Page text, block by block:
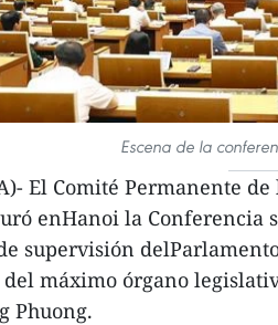
Escena de la
El Comité Permanente
enHanoi la Conferencia
supervisión
máximo órgano
Phuong.